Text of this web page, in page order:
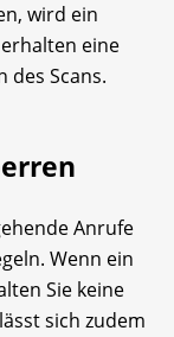
wird ein
eine
des Scans.
Anrufe
Wenn ein
Sie keine
sich zudem